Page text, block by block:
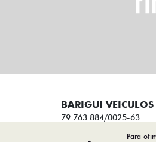
BARIGUI
79.763.884/0025-63
Para